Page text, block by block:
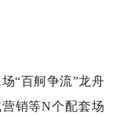
“百舸争流”龙舟
销等N个配套场